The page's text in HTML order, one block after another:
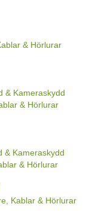
& Hörlurar
& Kameraskydd
& Hörlurar
& Kameraskydd
& Hörlurar
Kablar & Hörlurar